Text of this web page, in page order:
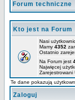
Forum techniczne
Kto jest na Forum
Nasi
Mamy 4352
Ostatnio
Na Forum jest
Najwięcej
Zarejestrowani
Te dane pokazują
Zaloguj